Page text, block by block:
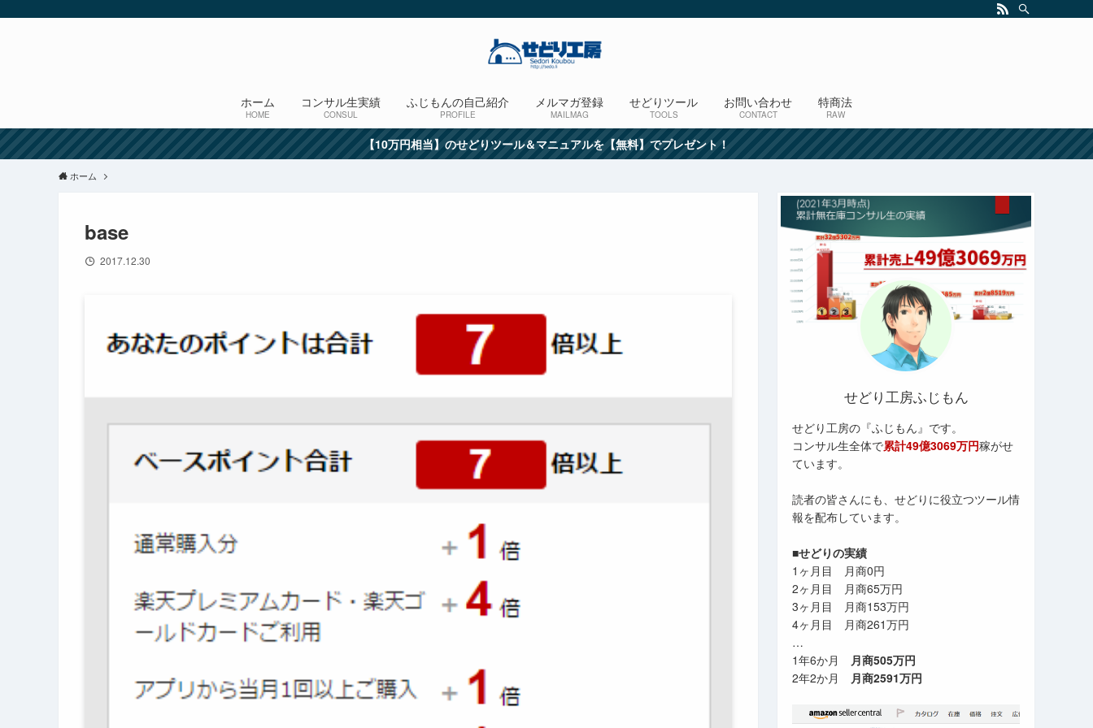
ホーム
HOME
コンサル生実績
CONSUL
ふじもんの自己紹介
PROFILE
メルマガ登録
MAILMAG
せどりツール
TOOLS
お問い合わせ
CONTACT
特商法
RAW
【10万円相当】のせどりツール＆マニュアルを【無料】でプレゼント！
ホーム
base
2017.12.30
せどり工房ふじもん
せどり工房の『ふじもん』です。
コンサル生全体で累計49億3069万円稼がせ
ています。
読者の皆さんにも、せどりに役立つツール情
報を配布しています。
■せどりの実績
1ヶ月目 月商0円
2ヶ月目 月商65万円
3ヶ月目 月商153万円
4ヶ月目 月商261万円
…
1年6か月 月商505万円
2年2か月 月商2591万円